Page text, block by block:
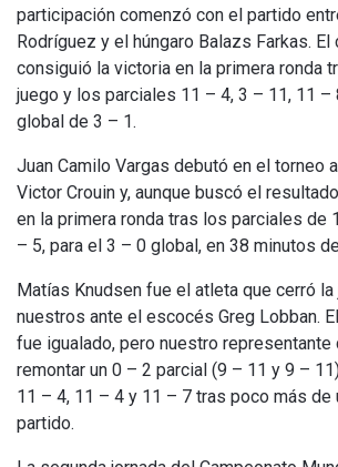
participación comenzó con el partido
Rodríguez y el húngaro Balazs Farkas. El
consiguió la victoria en la primera ronda
juego y los parciales 11 – 4, 3 – 11, 11 –
global de 3 – 1.
Juan Camilo Vargas debutó en el torneo
Victor Crouin y, aunque buscó el
en la primera ronda tras los parciales de
– 5, para el 3 – 0 global, en 38 minutos
Matías Knudsen fue el atleta que cerró la
nuestros ante el escocés Greg Lobban.
fue igualado, pero nuestro representante
remontar un 0 – 2 parcial (9 – 11 y 9 –
11 – 4, 11 – 4 y 11 – 7 tras poco más de
partido.